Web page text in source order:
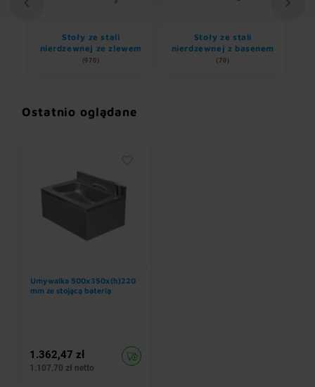
Stoły ze stali
nierdzewnej ze zlewem
(970)
Stoły ze stali
nierdzewnej z basenem
(70)
Ostatnio oglądane
Umywalka 500x350x(h)220
mm ze stojącą baterią
1.362,47 zł
1.107,70 zł netto